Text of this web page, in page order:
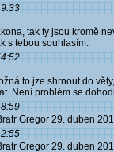
tak ty jsou kromě
s tebou souhlasím.
to jze shrnout do
Není problém se
Gregor 29. duben
Gregor 29. duben